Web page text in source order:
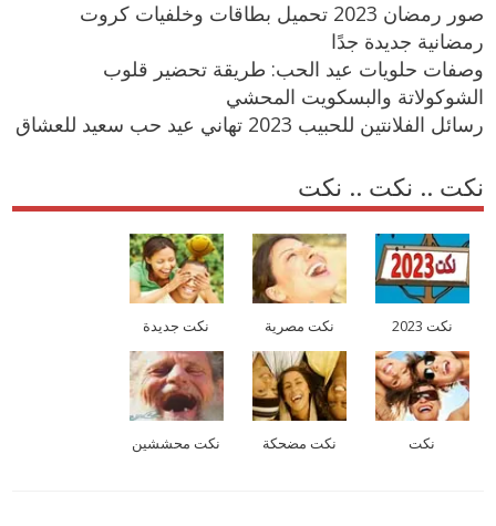
صور رمضان 2023 تحميل بطاقات وخلفيات كروت
رمضانية جديدة جدًا
وصفات حلويات عيد الحب: طريقة تحضير قلوب
الشوكولاتة والبسكويت المحشي
رسائل الفلانتين للحبيب 2023 تهاني عيد حب سعيد للعشاق
نكت .. نكت .. نكت
نكت 2023 نكت مصرية نكت جديدة
نكت نكت مضحكة نكت محششين